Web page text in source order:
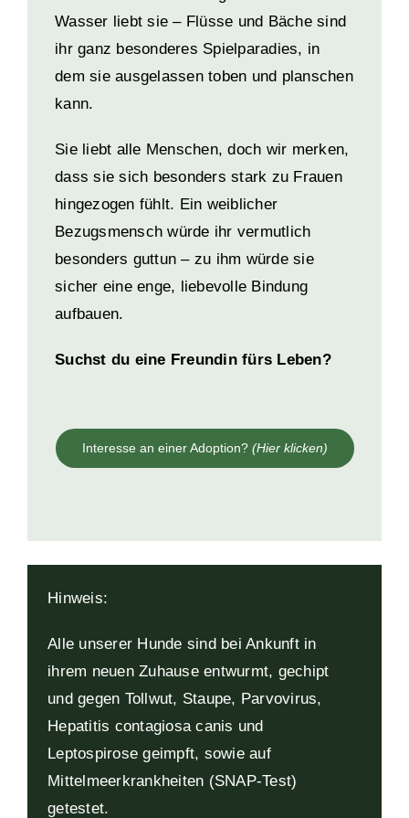
Wasser liebt sie – Flüsse und Bäche sind
ihr ganz besonderes Spielparadies, in
dem sie ausgelassen toben und planschen
kann.
Sie liebt alle Menschen, doch wir merken,
dass sie sich besonders stark zu Frauen
hingezogen fühlt. Ein weiblicher
Bezugsmensch würde ihr vermutlich
besonders guttun – zu ihm würde sie
sicher eine enge, liebevolle Bindung
aufbauen.
Suchst du eine Freundin fürs Leben?
Interesse an einer Adoption? (Hier klicken)
Hinweis:
Alle unserer Hunde sind bei Ankunft in
ihrem neuen Zuhause entwurmt, gechipt
und gegen Tollwut, Staupe, Parvovirus,
Hepatitis contagiosa canis und
Leptospirose geimpft, sowie auf
Mittelmeerkrankheiten (SNAP-Test)
getestet.